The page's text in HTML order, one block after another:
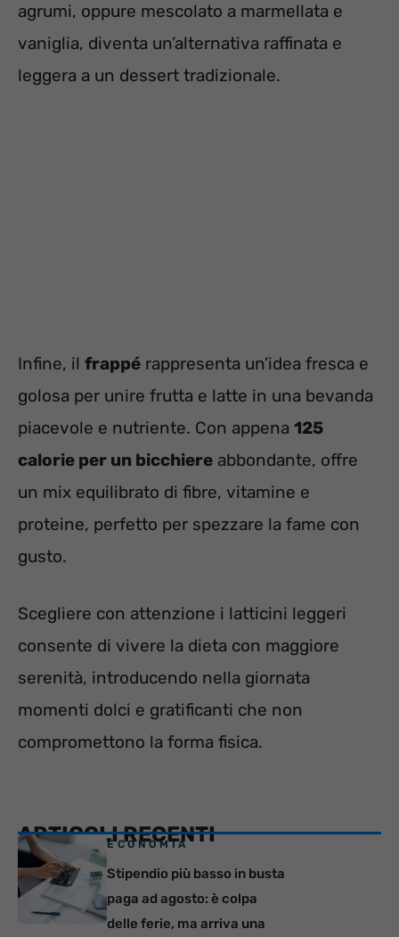
agrumi, oppure mescolato a marmellata e
vaniglia, diventa un’alternativa raffinata e
leggera a un dessert tradizionale.
Infine, il frappé rappresenta un’idea fresca e
golosa per unire frutta e latte in una bevanda
piacevole e nutriente. Con appena 125
calorie per un bicchiere abbondante, offre
un mix equilibrato di fibre, vitamine e
proteine, perfetto per spezzare la fame con
gusto.
Scegliere con attenzione i latticini leggeri
consente di vivere la dieta con maggiore
serenità, introducendo nella giornata
momenti dolci e gratificanti che non
compromettono la forma fisica.
ARTICOLI RECENTI
ECONOMIA
Stipendio più basso in busta
paga ad agosto: è colpa
delle ferie, ma arriva una